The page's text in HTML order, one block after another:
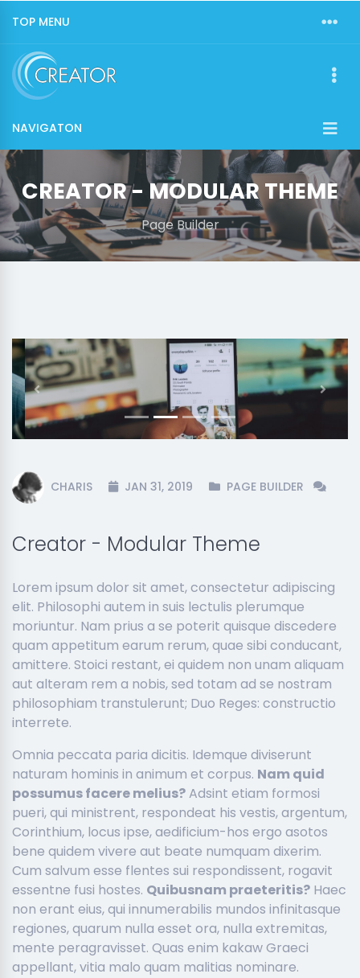
TOP MENU
NAVIGATON
CREATOR - MODULAR THEME
Page Builder
Previous Next
CHARIS JAN 31, 2019 PAGE BUILDER
Creator - Modular Theme
Lorem ipsum dolor sit amet, consectetur adipiscing
elit. Philosophi autem in suis lectulis plerumque
moriuntur. Nam prius a se poterit quisque discedere
quam appetitum earum rerum, quae sibi conducant,
amittere. Stoici restant, ei quidem non unam aliquam
aut alteram rem a nobis, sed totam ad se nostram
philosophiam transtulerunt; Duo Reges: constructio
interrete.
Omnia peccata paria dicitis. Idemque diviserunt
naturam hominis in animum et corpus. Nam quid
possumus facere melius?Adsint etiam formosi
pueri, qui ministrent, respondeat his vestis, argentum,
Corinthium, locus ipse, aedificium-hos ergo asotos
bene quidem vivere aut beate numquam dixerim.
Cum salvum esse flentes sui respondissent, rogavit
essentne fusi hostes. Quibusnam praeteritis? Haec
non erant eius, qui innumerabilis mundos infinitasque
regiones, quarum nulla esset ora, nulla extremitas,
mente peragravisset. Quas enim kakaw Graeci
appellant, vitia malo quam malitias nominare.